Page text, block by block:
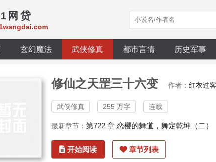
网贷
玄幻魔法 武侠修真 都市言情 历史军事
修仙之天罡三十六变 作者： 红衣过客
武侠修真 255 万字 连载
最新章节： 第722 章 恋樱的舞道，舞定乾坤（二）
开始阅读 章节列表